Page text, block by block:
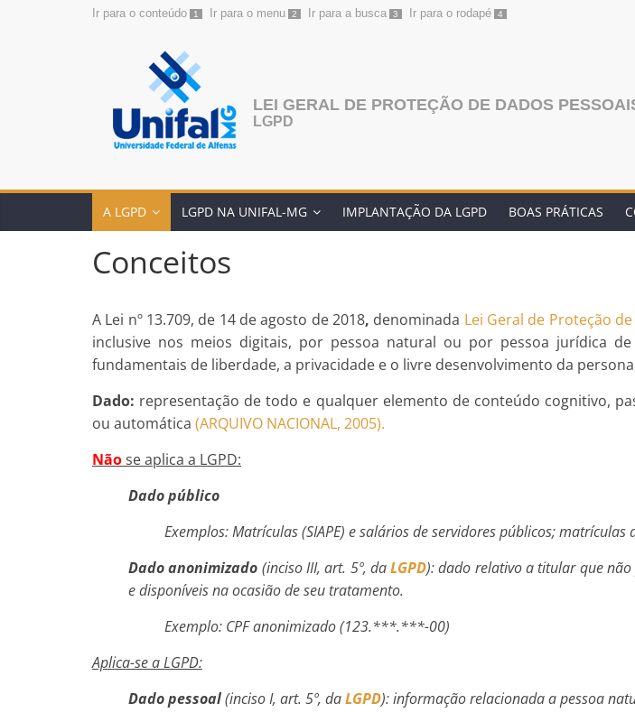
Ir para o conteúdo 1 Ir para o menu 2 Ir para a busca 3 Ir para o rodapé 4
LEI GERAL DE PROTEÇÃO DE DADOS
LGPD
A LGPD LGPD NA UNIFAL-MG IMPLANTAÇÃO DA LGPD BOAS PRÁTICAS
Conceitos
A Lei nº 13.709, de 14 de agosto de 2018, denominada Lei Geral de Proteção
inclusive nos meios digitais, por pessoa natural ou por pessoa jurídica
fundamentais de liberdade, a privacidade e o livre desenvolvimento da
Dado: representação de todo e qualquer elemento de conteúdo cognitivo,
ou automática (ARQUIVO NACIONAL, 2005).
Nãose aplica a LGPD:
Dado público
Exemplos: Matrículas (SIAPE) e salários de servidores públicos; matrículas
Dado anonimizado (inciso III, art. 5º, daLGPD): dado relativo a titular que
e disponíveis na ocasião de seu tratamento.
Exemplo: CPF anonimizado (123.***.***-00)
Aplica-se a LGPD:
Dado pessoal(inciso I, art. 5º, daLGPD): informação relacionada a pessoa